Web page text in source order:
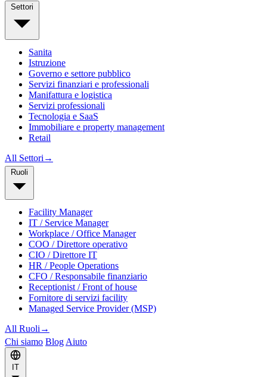
Sanita
Istruzione
Governo e settore pubblico
Servizi finanziari e professionali
Manifattura e logistica
Servizi professionali
Tecnologia e SaaS
Immobiliare e property management
Retail
All Settori →
Facility Manager
IT / Service Manager
Workplace / Office Manager
COO / Direttore operativo
CIO / Direttore IT
HR / People Operations
CFO / Responsabile finanziario
Receptionist / Front of house
Fornitore di servizi facility
Managed Service Provider (MSP)
All Ruoli →
Chi siamo Blog Aiuto